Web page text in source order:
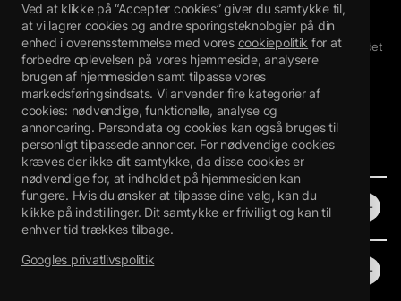
bilmærker.
Bilfarve.dk sælger spraymaling til biler, bilmaling i løs vægt,
malingstifter og touch-up-maling online. bilfarve.dk er en del af det
svenske www.bilfarg.se, som har eksisteret siden 2008
Bilfärgsspecialisten i Piteå AB
Mejselvägen 24, 943 36 Öjebyn, Sverige
Orgnr: 559272-7407
Butik
Information
Ved at klikke på “Accepter cookies” giver du samtykke til,
at vi lagrer cookies og andre sporingsteknologier på din
enhed i overensstemmelse med vores cookiepolitik for at
forbedre oplevelsen på vores hjemmeside, analysere
brugen af hjemmesiden samt tilpasse vores
markedsføringsindsats. Vi anvender fire kategorier af
cookies: nødvendige, funktionelle, analyse og
annoncering. Persondata og cookies kan også bruges til
personligt tilpassede annoncer. For nødvendige cookies
kræves der ikke dit samtykke, da disse cookies er
nødvendige for, at indholdet på hjemmesiden kan
fungere. Hvis du ønsker at tilpasse dine valg, kan du
klikke på indstillinger. Dit samtykke er frivilligt og kan til
enhver tid trækkes tilbage.
Googles privatlivspolitik